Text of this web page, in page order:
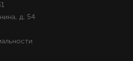
д. 54